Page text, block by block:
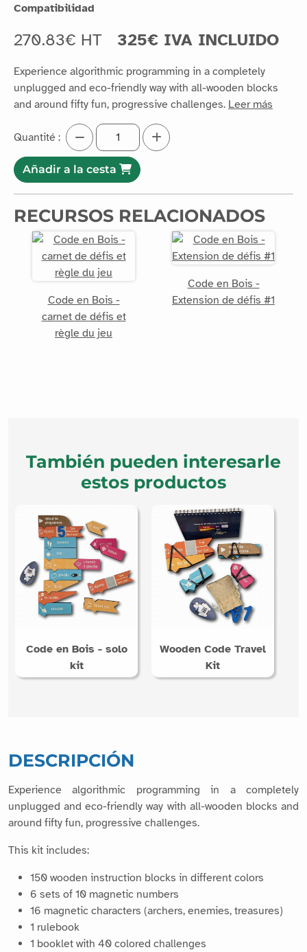
Compatibilidad
270.83€ HT 325€ IVA INCLUIDO
Experience algorithmic programming in a completely
unplugged and eco-friendly way with all-wooden blocks
and around fifty fun, progressive challenges. Leer más
Quantité :
Añadir a la cesta
RECURSOS RELACIONADOS
Code en Bois -
carnet de défis et
règle du jeu
Code en Bois -
Extension de défis #1
También pueden interesarle
estos productos
Code en Bois - solo
kit
Wooden Code Travel
Kit
DESCRIPCIÓN
Experience algorithmic programming in a completely
unplugged and eco-friendly way with all-wooden blocks and
around fifty fun, progressive challenges.
This kit includes:
150 wooden instruction blocks in different colors
6 sets of 10 magnetic numbers
16 magnetic characters (archers, enemies, treasures)
1 rulebook
1 booklet with 40 colored challenges